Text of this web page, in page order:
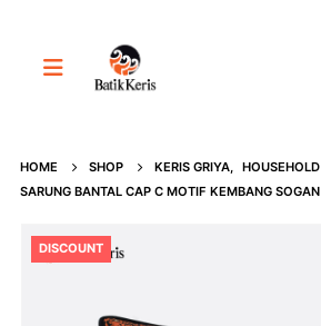
HOME SHOP KERIS GRIYA, HOUSEHOLD
SARUNG BANTAL CAP C MOTIF KEMBANG SOGAN
DISCOUNT
Adipati
Online